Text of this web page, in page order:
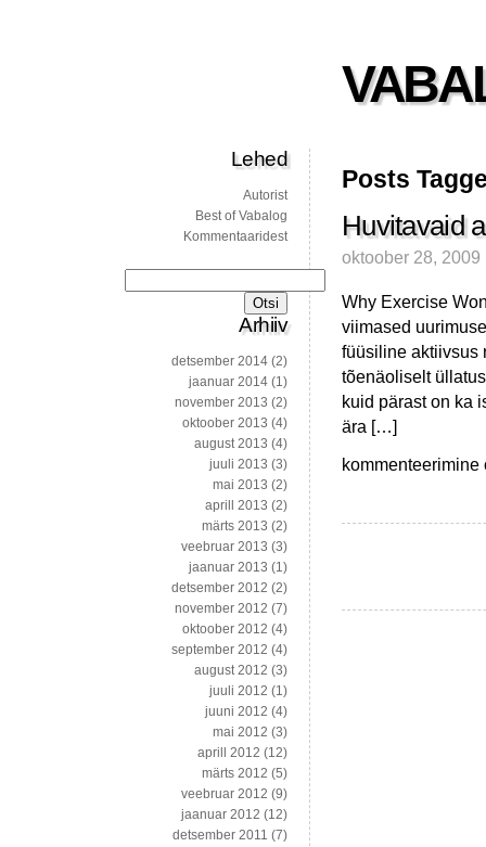
Posts
Huvitavaid
oktoober 28, 2009
Why Exercise
viimased
füüsiline aktiivsus
tõenäoliselt
kuid pärast on ka
ära […]
Huvitavaid
Lehed
Autorist
Best of Vabalog
Kommentaaridest
Arhiiv
detsember 2014 (2)
jaanuar 2014 (1)
november 2013 (2)
oktoober 2013 (4)
august 2013 (4)
juuli 2013 (3)
mai 2013 (2)
aprill 2013 (2)
märts 2013 (2)
veebruar 2013 (3)
jaanuar 2013 (1)
detsember 2012 (2)
november 2012 (7)
oktoober 2012 (4)
september 2012 (4)
august 2012 (3)
juuli 2012 (1)
juuni 2012 (4)
mai 2012 (3)
aprill 2012 (12)
märts 2012 (5)
veebruar 2012 (9)
jaanuar 2012 (12)
detsember 2011 (7)